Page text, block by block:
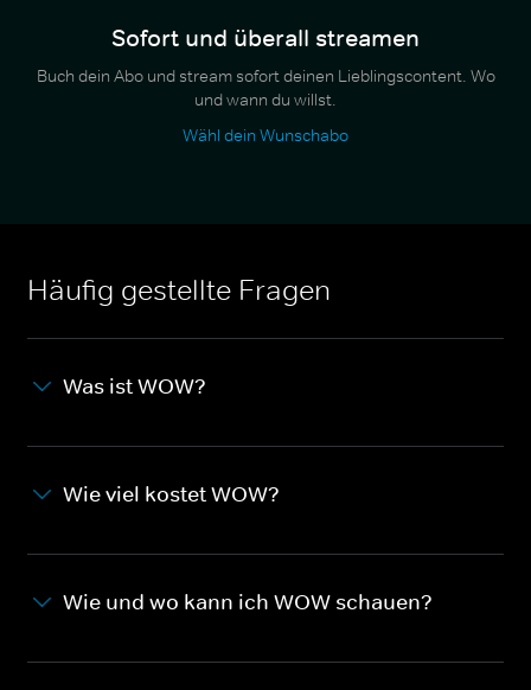
Sofort und überall streamen
Buch dein Abo und stream sofort deinen Lieblingscontent. Wo
und wann du willst.
Wähl dein Wunschabo
Häufig gestellte Fragen
Was ist WOW?
Wie viel kostet WOW?
Wie und wo kann ich WOW schauen?